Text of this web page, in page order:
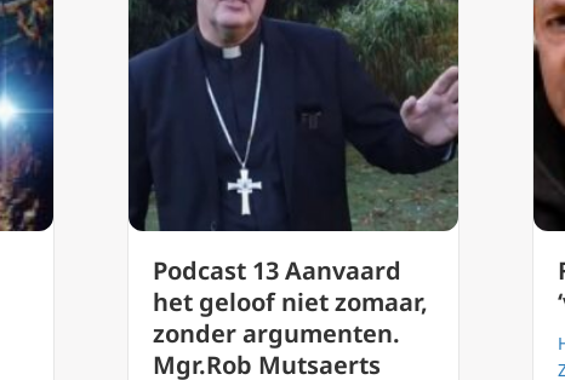
Podcast 13 Aanvaard
het geloof niet zomaar,
zonder argumenten.
Mgr.Rob Mutsaerts